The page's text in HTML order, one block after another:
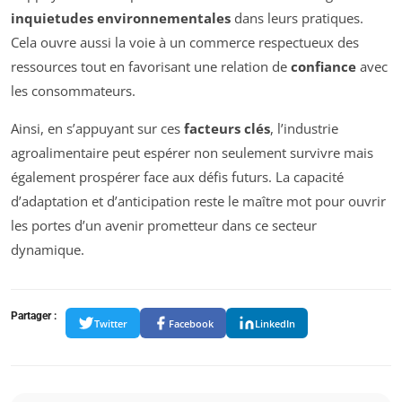
inquietudes environnementales dans leurs pratiques.
Cela ouvre aussi la voie à un commerce respectueux des
ressources tout en favorisant une relation de confiance avec
les consommateurs.
Ainsi, en s’appuyant sur ces facteurs clés, l’industrie
agroalimentaire peut espérer non seulement survivre mais
également prospérer face aux défis futurs. La capacité
d’adaptation et d’anticipation reste le maître mot pour ouvrir
les portes d’un avenir prometteur dans ce secteur
dynamique.
Partager :
Twitter Facebook LinkedIn